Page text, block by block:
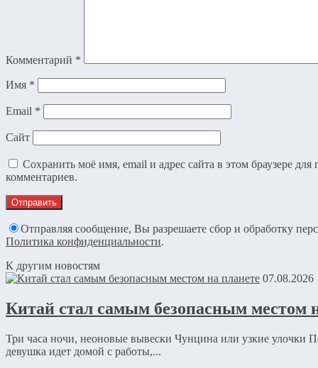
Комментарий *
Имя *
Email *
Сайт
Сохранить моё имя, email и адрес сайта в этом браузере
комментариев.
Отправляя сообщение, Вы разрешаете сбор и обработку
Политика конфиденциальности.
К другим новостям
07.08.2026
Китай стал самым безопасным местом
Три часа ночи, неоновые вывески Чунцина или узкие улочки
девушка идет домой с работы,...